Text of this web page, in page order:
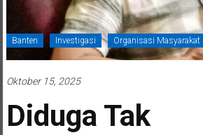
Banten Investigasi Organisasi Masyarakat
Oktober 15, 2025
Diduga Tak